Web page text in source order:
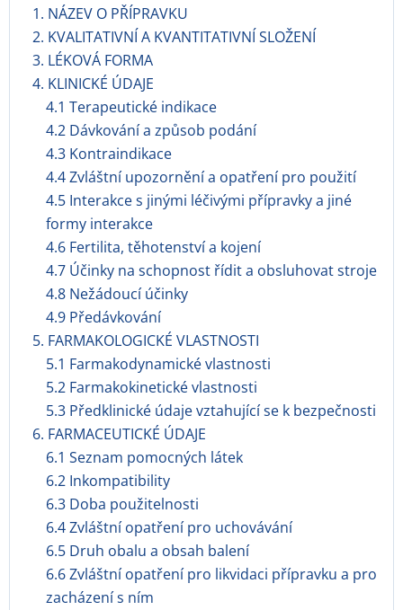
1. NÁZEV O PŘÍPRAVKU
2. KVALITATIVNÍ A KVANTITATIVNÍ SLOŽENÍ
3. LÉKOVÁ FORMA
4. KLINICKÉ ÚDAJE
4.1 Terapeutické indikace
4.2 Dávkování a způsob podání
4.3 Kontraindikace
4.4 Zvláštní upozornění a opatření pro použití
4.5 Interakce s jinými léčivými přípravky a jiné
formy interakce
4.6 Fertilita, těhotenství a kojení
4.7 Účinky na schopnost řídit a obsluhovat stroje
4.8 Nežádoucí účinky
4.9 Předávkování
5. FARMAKOLOGICKÉ VLASTNOSTI
5.1 Farmakodynamické vlastnosti
5.2 Farmakokinetické vlastnosti
5.3 Předklinické údaje vztahující se k bezpečnosti
6. FARMACEUTICKÉ ÚDAJE
6.1 Seznam pomocných látek
6.2 Inkompatibility
6.3 Doba použitelnosti
6.4 Zvláštní opatření pro uchovávání
6.5 Druh obalu a obsah balení
6.6 Zvláštní opatření pro likvidaci přípravku a pro
zacházení s ním